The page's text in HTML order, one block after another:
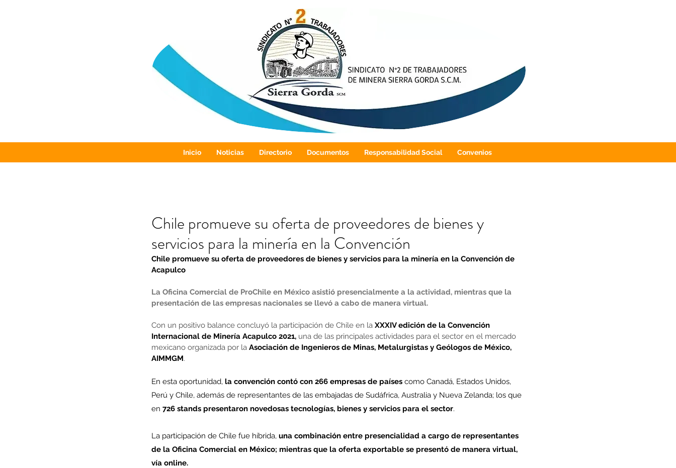
Inicio Noticias Directorio Documentos Responsabilidad Social Convenios
Chile promueve su oferta de proveedores de bienes y
servicios para la minería en la Convención
Chile promueve su oferta de proveedores de bienes y servicios para la minería en la Convención de
Acapulco
La Oficina Comercial de ProChile en México asistió presencialmente a la actividad, mientras que la
presentación de las empresas nacionales se llevó a cabo de manera virtual.
Con un positivo balance concluyó la participación de Chile en la XXXIV edición de la Convención
Internacional de Minería Acapulco 2021, una de las principales actividades para el sector en el mercado
mexicano organizada por la Asociación de Ingenieros de Minas, Metalurgistas y Geólogos de México,
AIMMGM.
En esta oportunidad, la convención contó con 266 empresas de países como Canadá, Estados Unidos,
Perú y Chile, además de representantes de las embajadas de Sudáfrica, Australia y Nueva Zelanda; los que
en 726 stands presentaron novedosas tecnologías, bienes y servicios para el sector.
La participación de Chile fue híbrida, una combinación entre presencialidad a cargo de representantes
de la Oficina Comercial en México; mientras que la oferta exportable se presentó de manera virtual,
vía online.